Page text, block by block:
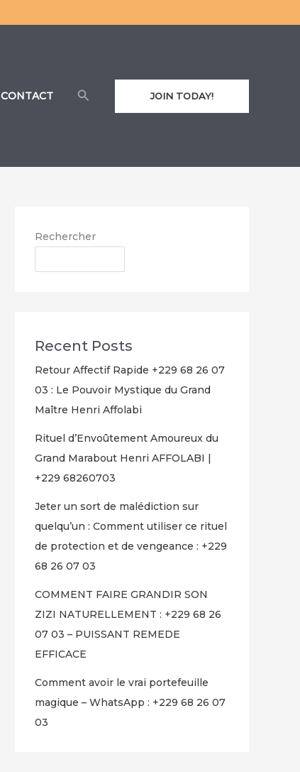
CONTACT RechercherJOIN TODAY!
Rechercher
Recent Posts
Retour Affectif Rapide +229 68 26 07
03 : Le Pouvoir Mystique du Grand
Maître Henri Affolabi
Rituel d’Envoûtement Amoureux du
Grand Marabout Henri AFFOLABI |
+229 68260703
Jeter un sort de malédiction sur
quelqu’un : Comment utiliser ce rituel
de protection et de vengeance : +229
68 26 07 03
COMMENT FAIRE GRANDIR SON
ZIZI NATURELLEMENT : +229 68 26
07 03 – PUISSANT REMEDE
EFFICACE
Comment avoir le vrai portefeuille
magique – WhatsApp : +229 68 26 07
03